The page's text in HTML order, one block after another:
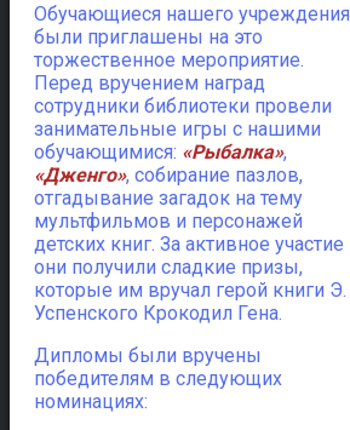
Обучающиеся нашего учреждения
были приглашены на это
торжественное мероприятие.
Перед вручением наград
сотрудники библиотеки провели
занимательные игры с нашими
обучающимися: «Рыбалка»,
«Дженго», собирание пазлов,
отгадывание загадок на тему
мультфильмов и персонажей
детских книг. За активное участие
они получили сладкие призы,
которые им вручал герой книги Э.
Успенского Крокодил Гена.
Дипломы были вручены
победителям в следующих
номинациях: